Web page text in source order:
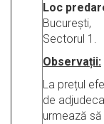
Loc
București,
Sectorul 1.
Observații:
La prețul
de
urmează